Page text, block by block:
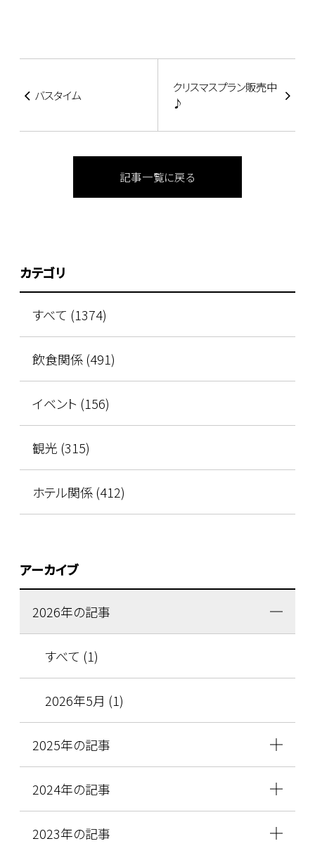
バスタイム
クリスマスプラン販売中
♪
記事一覧に戻る
カテゴリ
すべて (1374)
飲食関係 (491)
イベント (156)
観光 (315)
ホテル関係 (412)
アーカイブ
2026年の記事
すべて (1)
2026年5月 (1)
2025年の記事
2024年の記事
2023年の記事